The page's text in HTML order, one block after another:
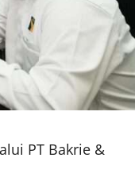
PT Bakrie &